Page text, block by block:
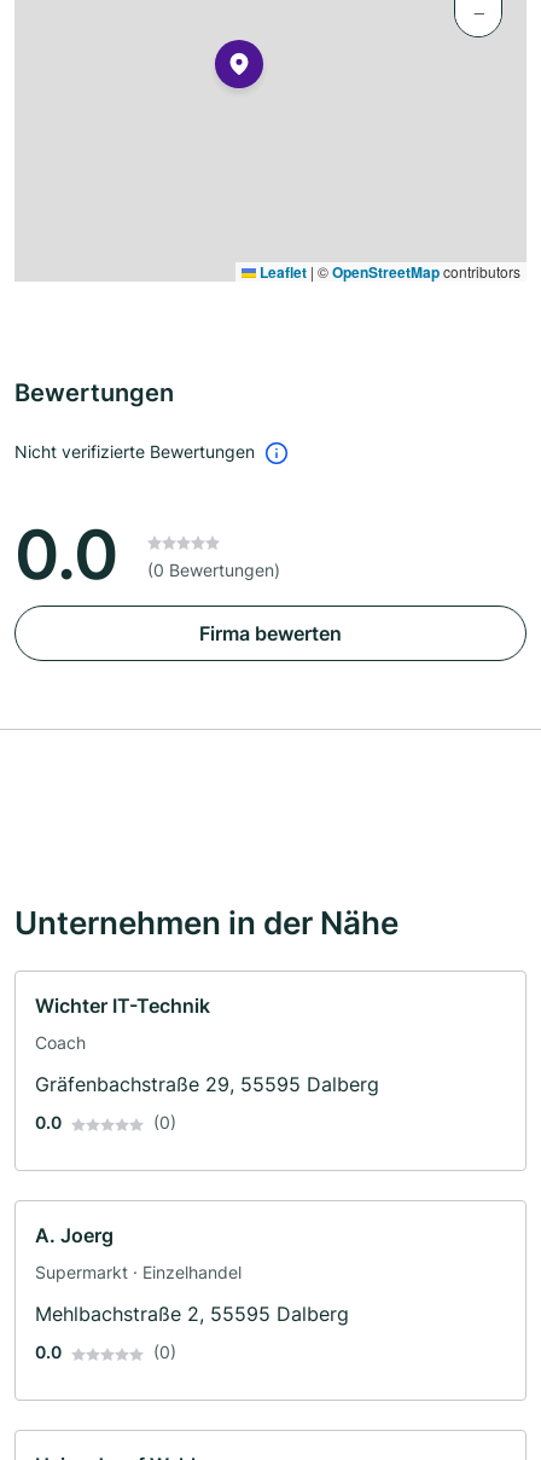
−
Leaflet | ©OpenStreetMapcontributors
Bewertungen
Nicht verifizierte Bewertungen
0.0 (0 Bewertungen)
Firma bewerten
Unternehmen in der Nähe
Wichter IT-Technik
Coach
Gräfenbachstraße 29, 55595 Dalberg
0.0 (0)
A. Joerg
Supermarkt · Einzelhandel
Mehlbachstraße 2, 55595 Dalberg
0.0 (0)